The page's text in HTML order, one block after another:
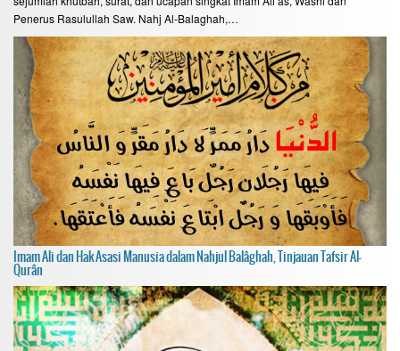
Penerus Rasulullah Saw. Nahj Al-Balaghah,…
Imam Ali dan Hak Asasi Manusia dalam Nahjul Balâghah, Tinjauan Tafsir Al-
Qurân